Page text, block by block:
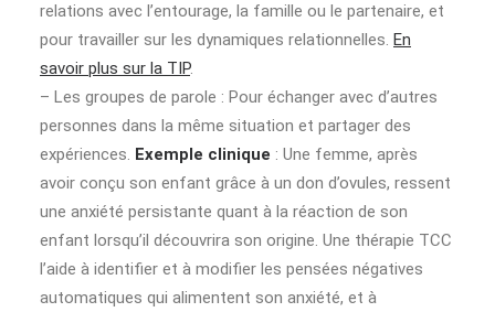
relations avec l’entourage, la famille ou le partenaire, et
pour travailler sur les dynamiques relationnelles. En
savoir plus sur la TIP.
– Les groupes de parole : Pour échanger avec d’autres
personnes dans la même situation et partager des
expériences. Exemple clinique : Une femme, après
avoir conçu son enfant grâce à un don d’ovules, ressent
une anxiété persistante quant à la réaction de son
enfant lorsqu’il découvrira son origine. Une thérapie TCC
l’aide à identifier et à modifier les pensées négatives
automatiques qui alimentent son anxiété, et à